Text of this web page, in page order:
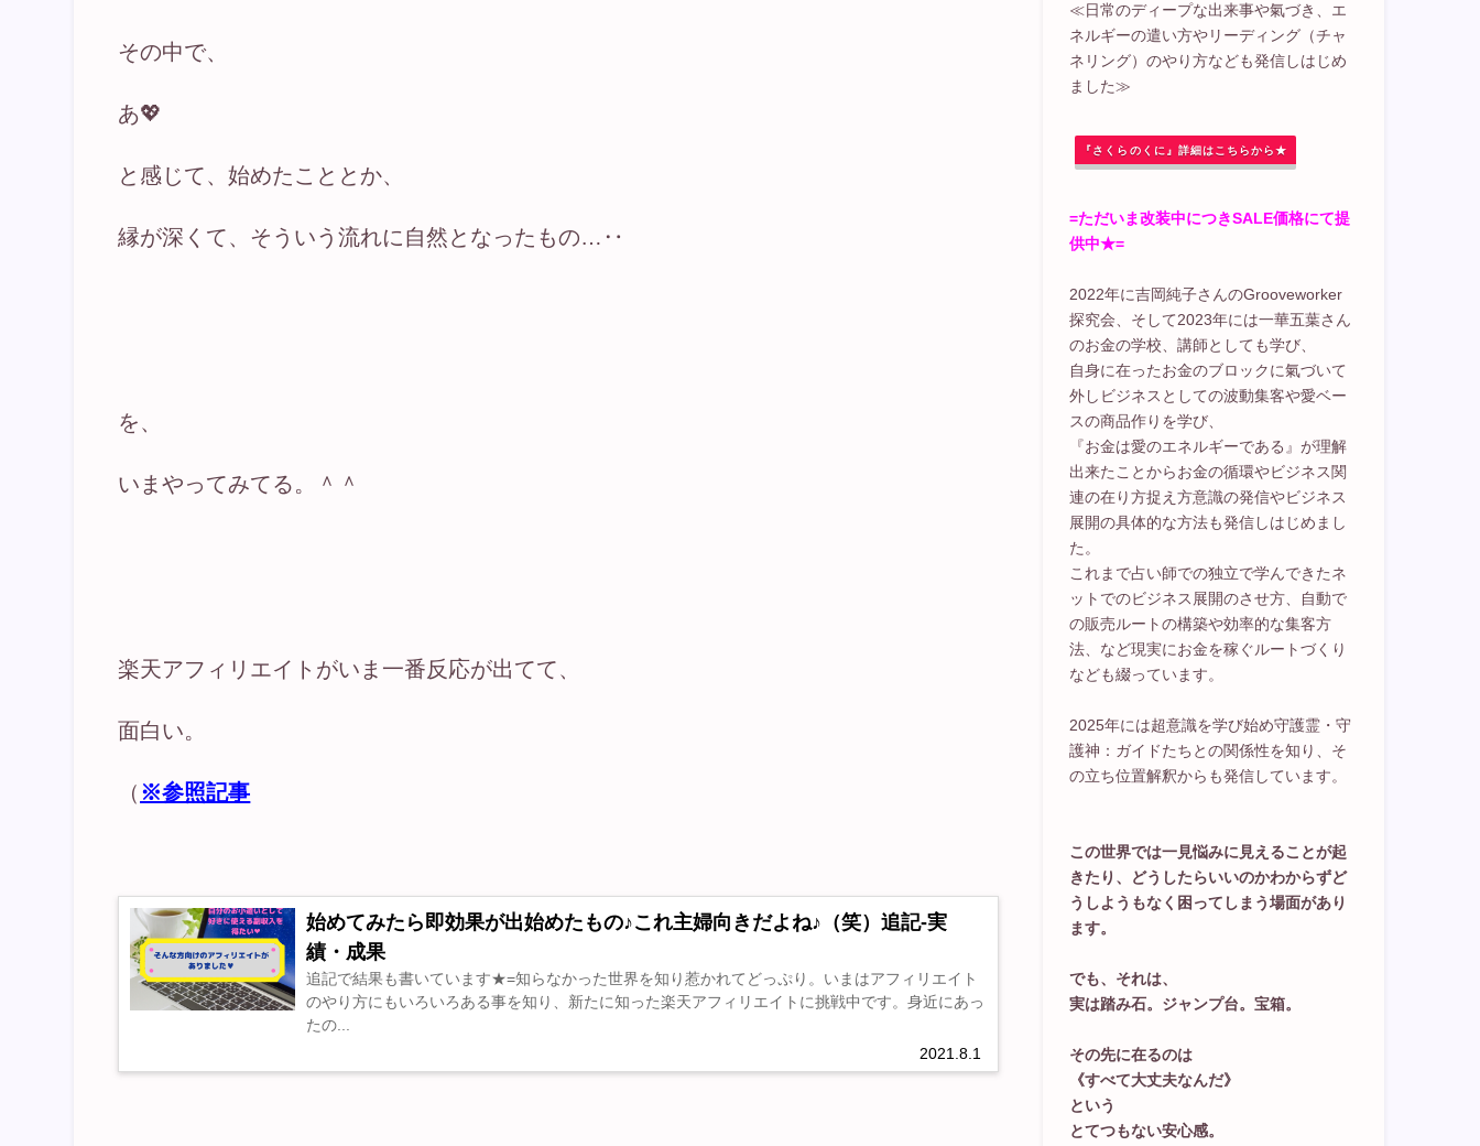
その中で、
あ💖
と感じて、始めたこととか、
縁が深くて、そういう流れに自然となったもの…‥
を、
いまやってみてる。＾＾
楽天アフィリエイトがいま一番反応が出てて、
面白い。
（ ※参照記事
始めてみたら即効果が出始めたもの♪これ主婦向きだよね♪（笑）追記-実
績・成果
2021.8.1
追記で結果も書いています★=知らなかった世界を知り惹かれてどっぷり。いまはアフィリエイト
のやり方にもいろいろある事を知り、新たに知った楽天アフィリエイトに挑戦中です。身近にあっ
たの...
≪日常のディープな出来事や氣づき、エ
ネルギーの遣い方やリーディング（チャ
ネリング）のやり方なども発信しはじめ
ました≫
『さくらのくに』詳細はこちらから★
=ただいま改装中につきSALE価格にて提
供中★=
2022年に吉岡純子さんのGrooveworker
探究会、そして2023年には一華五葉さん
のお金の学校、講師としても学び、
自身に在ったお金のブロックに氣づいて
外しビジネスとしての波動集客や愛ベー
スの商品作りを学び、
『お金は愛のエネルギーである』が理解
出来たことからお金の循環やビジネス関
連の在り方捉え方意識の発信やビジネス
展開の具体的な方法も発信しはじめまし
た。
これまで占い師での独立で学んできたネ
ットでのビジネス展開のさせ方、自動で
の販売ルートの構築や効率的な集客方
法、など現実にお金を稼ぐルートづくり
なども綴っています。
2025年には超意識を学び始め守護霊・守
護神：ガイドたちとの関係性を知り、そ
の立ち位置解釈からも発信しています。
この世界では一見悩みに見えることが起
きたり、どうしたらいいのかわからずど
うしようもなく困ってしまう場面があり
ます。
でも、それは、
実は踏み石。ジャンプ台。宝箱。
その先に在るのは
《すべて大丈夫なんだ》
という
とてつもない安心感。